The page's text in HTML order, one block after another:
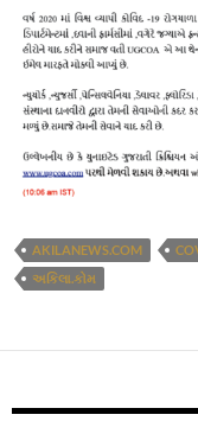
AKILANEWS.COM
અકિલા.કોમ